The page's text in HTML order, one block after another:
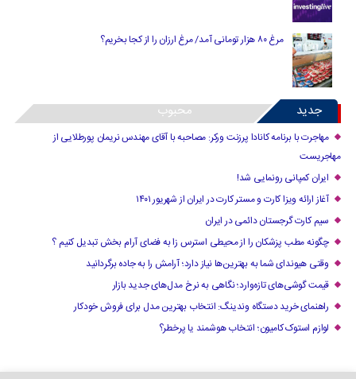
مرغ ۸۰ هزار تومانی آمد/ مرغ ارزان را از کجا بخریم؟
جدید محبوب
مهاجرت با برنامه کانادا پرزنت ورکر: مصاحبه با آقای مهندس نریمان پورطلایی از
مهاجریست
ایران کمپانی رونمایی شد!
آغاز ارائه ویزا کارت و مستر کارت در ایران از شهریور ۱۴۰۱
سیم کارت گرجستان دائمی در ایران
چگونه مطب پزشکان را از محیطی استرس زا به فضای آرام بخش تبدیل کنیم ؟
وقتی هیوندای شما به بهترین‌ها نیاز دارد؛ آرامش را به جاده برگردانید
قیمت گوشی‌های تازه‌وارد؛ نگاهی به نرخ مدل‌های جدید بازار
راهنمای خرید دستگاه وندینگ: انتخاب بهترین مدل برای فروش خودکار
لوازم استوک کامیون؛ انتخاب هوشمند یا پرخطر؟